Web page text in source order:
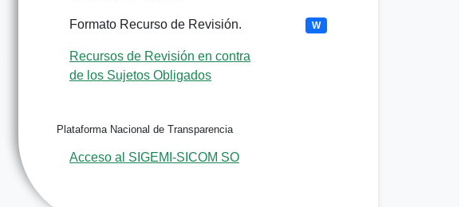
Formato Recurso de Revisión. W
Recursos de Revisión en contra
de los Sujetos Obligados
Plataforma Nacional de Transparencia
Acceso al SIGEMI-SICOM SO